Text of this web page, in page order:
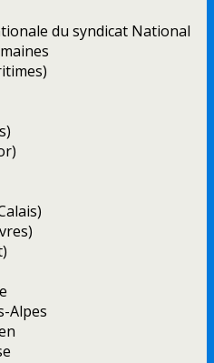
du syndicat National
Alpes